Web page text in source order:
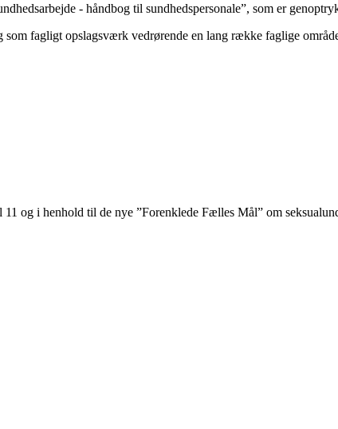
- håndbog til sundhedspersonale”, som er
fagligt opslagsværk vedrørende en lang række faglige
og i henhold til de nye ”Forenklede Fælles Mål” om